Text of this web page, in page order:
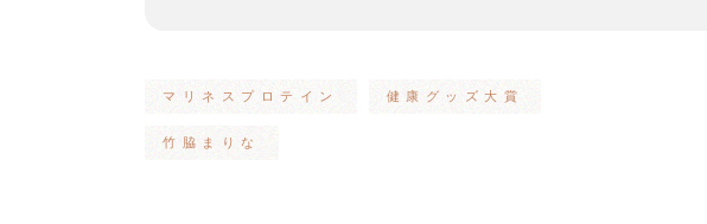
マリネスプロテイン 健康グッズ大賞
竹脇まりな